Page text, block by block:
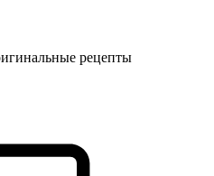
рецепты